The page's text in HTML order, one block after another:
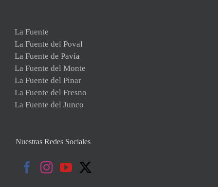
La Fuente
La Fuente del Poval
La Fuente de Pavía
La Fuente del Monte
La Fuente del Pinar
La Fuente del Fresno
La Fuente del Junco
Nuestras Redes Sociales